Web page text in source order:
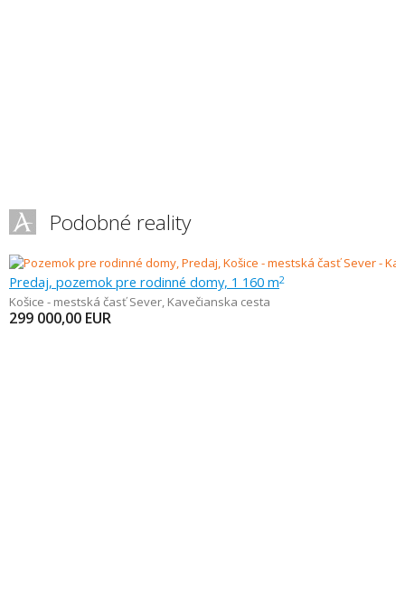
Podobné reality
Predaj, pozemok pre rodinné domy, 1 160 m2
Košice - mestská časť Sever, Kavečianska cesta
299 000,00 EUR